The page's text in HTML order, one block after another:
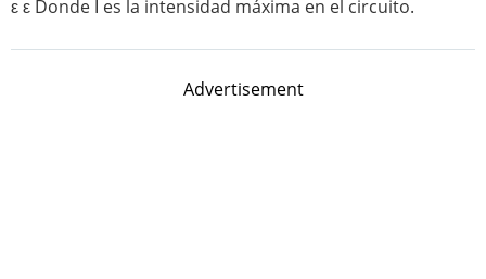
ε ε Donde Ι es la intensidad máxima en el circuito.
Advertisement